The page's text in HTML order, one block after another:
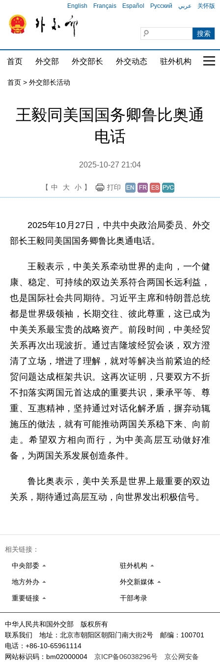
English Français Español Русский عربي 关怀版
首页 外交部 外交部长 外交动态 驻外机构 国
首页 > 外交部长活动
王毅同美国国务卿鲁比奥通
电话
2025-10-27 21:04
【 中 大 小 】 打印
2025年10月27日，中共中央政治局委员、外交
部长王毅同美国国务卿鲁比奥通电话。
王毅表示，中美关系牵动世界的走向，一个健
康、稳定、可持续的双边关系符合两国长远利益，
也是国际社会共同期待。习近平主席和特朗普总统
都是世界级领袖，长期交往、彼此尊重，这已成为
中美关系最宝贵的战略资产。前段时间，中美经贸
关系再次出现波折。通过吉隆坡经贸会谈，双方澄
清了立场，增进了理解，就对等解决当前紧迫的经
贸问题达成框架共识。这再次证明，只要双方不折
不扣落实两国元首达成的重要共识，秉承平等、尊
重、互惠精神，坚持通过对话化解矛盾，摒弃动辄
施压的做法，就有可能推动两国关系稳下来、向前
走。希望双方相向而行，为中美高层互动做好准
备，为两国关系发展创造条件。
鲁比奥表示，美中关系是世界上最重要的双边
关系，期待通过高层互动，向世界发出积极信号。
相关链接：
中央部委 驻外机构
地方外办 外交新媒体
重要链接 干部考录
中华人民共和国外交部 版权所有
联系我们 地址：北京市朝阳区朝阳门南大街2号 邮编：100701
电话：+86-10-65961114
网站标识码：bm02000004 京ICP备06038296号 京公网安备